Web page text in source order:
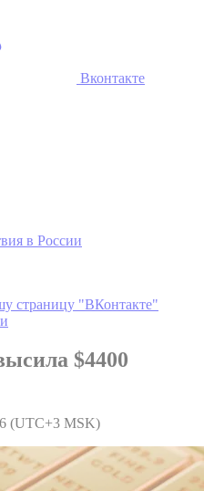
Вконтакте
в России
страницу "ВКонтакте"
$4400
(UTC+3 MSK)